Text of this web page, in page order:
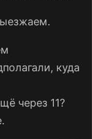
куда
через 11?